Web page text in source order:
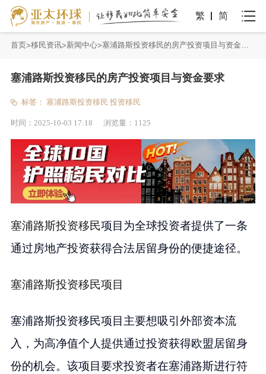
繁 简
首页 移民资讯 新闻中心 塞浦路斯投资移民的房产投资项目与资金要求
塞浦路斯投资移民的房产投资项目与资金要求
标签： 塞浦路斯投资移民 投资移民
时间： 2025-10-03 17:18 浏览量： 1125
塞浦路斯投资移民项目为全球投资者提供了一条
通过房地产投资获得合法居留身份的便捷途径。
塞浦路斯投资移民项目
塞浦路斯投资移民项目主要想吸引外部资本流
入，为高净值个人提供通过投资获得欧盟居留身
份的机会。该项目要求投资者在塞浦路斯进行符